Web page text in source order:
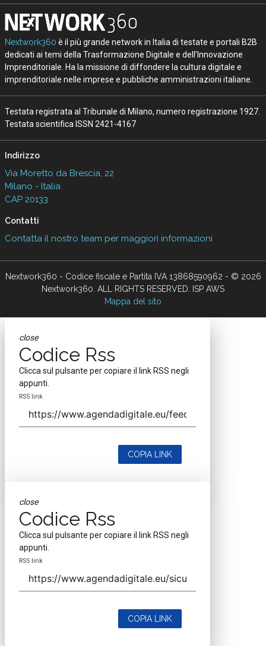
Nextwork360 è il più grande network in Italia di testate e portali B2B
dedicati ai temi della Trasformazione Digitale e dell’Innovazione
Imprenditoriale. Ha la missione di diffondere la cultura digitale e
imprenditoriale nelle imprese e pubbliche amministrazioni italiane.
Testata registrata al Tribunale di Milano, numero registrazione 1927.
Testata scientifica ISSN 2421-4167
Indirizzo
Via Moretto da Brescia, 22
Milano - Italia
CAP 20133
Contatti
Contatta il nostro team per maggiori informazioni
Nextwork360 - Codice fiscale e Partita IVA 13868590962 - © 2026
Nextwork360. ALL RIGHTS RESERVED. ISP AWS
Mappa del sito
close
Codice Rss
Clicca sul pulsante per copiare il link RSS negli
appunti.
RSS link
COPIA LINK
close
Codice Rss
Clicca sul pulsante per copiare il link RSS negli
appunti.
RSS link
COPIA LINK